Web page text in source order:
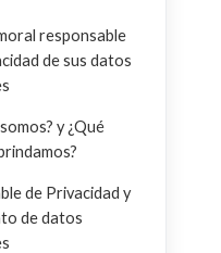
responsable
de sus datos
y ¿Qué
de Privacidad y
de datos